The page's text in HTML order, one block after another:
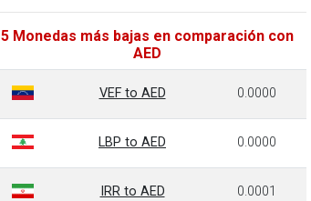
5 Monedas más bajas en comparación con
AED
VEF to AED 0.0000
LBP to AED 0.0000
IRR to AED 0.0001